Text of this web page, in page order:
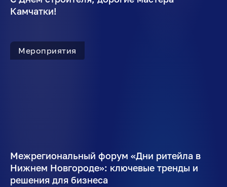
Камчатки!
Мероприятия
Межрегиональный форум «Дни ритейла в
Нижнем Новгороде»: ключевые тренды и
решения для бизнеса